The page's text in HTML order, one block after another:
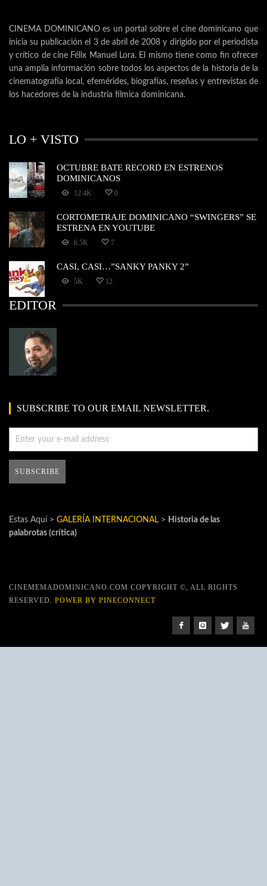
CINEMA DOMINICANO es un portal sobre el cine dominicano que
inicia su publicación el 3 de abril de 2008 y dirigido por el periodista
y crítico de cine Félix Manuel Lora. El mismo tiene como fin ofrecer
una amplia información sobre todos los aspectos de la historia de la
cinematografía local, efemérides, biografías, reseñas y entrevistas de
los hacedores de la industria fílmica dominicana.
LO + VISTO
OCTUBRE BATE RECORD EN ESTRENOS
DOMINICANOS
12.4K 0
CORTOMETRAJE DOMINICANO “SWINGERS” SE
ESTRENA EN YOUTUBE
6.5K 7
CASI, CASI…”SANKY PANKY 2”
5K 12
EDITOR
SUBSCRIBE TO OUR EMAIL NEWSLETTER.
Estas Aquí > GALERÍA INTERNACIONAL > Historia de las
palabrotas (crítica)
CINEMEMADOMINICANO.COM COPYRIGHT ©, ALL RIGHTS
RESERVED. POWER BY PINECONNECT